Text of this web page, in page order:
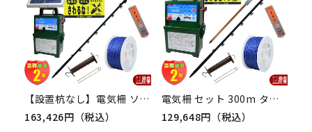
【設置杭なし】電気柵 ソーラーセット 300m タイガー イノシシ・クマ対策 電気柵 タイガー 2段張 SA30SL 獣害対策商品 防獣商品 熊 いのしし 対策
163,426円（税込）
電気柵 セット 300m タイガー イノシシ対策 電気柵 タイガー 2段張 SA30DC 獣害対策商品 防獣商品 熊 いのしし 対策
129,648円（税込）